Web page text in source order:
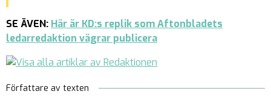
SE ÄVEN: Här är KD:s replik som Aftonbladets
ledarredaktion vägrar publicera
Författare av texten